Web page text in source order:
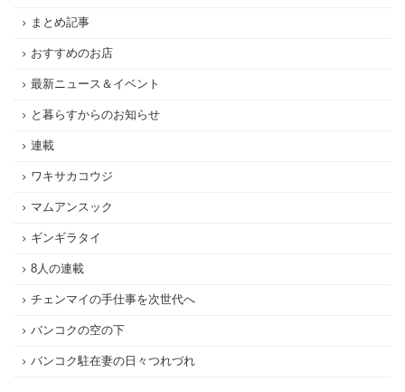
まとめ記事
おすすめのお店
最新ニュース＆イベント
と暮らすからのお知らせ
連載
ワキサカコウジ
マムアンスック
ギンギラタイ
8人の連載
チェンマイの手仕事を次世代へ
バンコクの空の下
バンコク駐在妻の日々つれづれ